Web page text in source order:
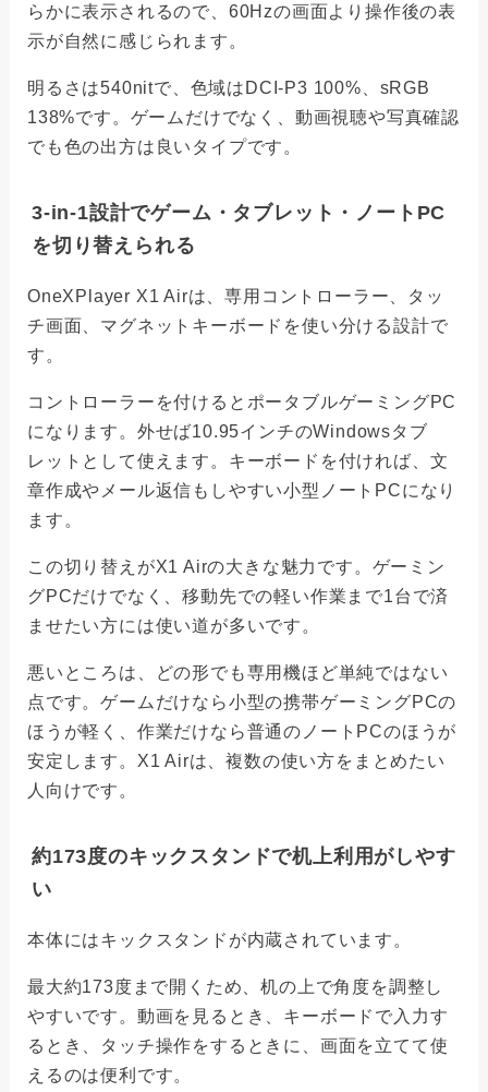
らかに表示されるので、60Hzの画面より操作後の表
示が自然に感じられます。
明るさは540nitで、色域はDCI-P3 100%、sRGB
138%です。ゲームだけでなく、動画視聴や写真確認
でも色の出方は良いタイプです。
3-in-1設計でゲーム・タブレット・ノートPC
を切り替えられる
OneXPlayer X1 Airは、専用コントローラー、タッ
チ画面、マグネットキーボードを使い分ける設計で
す。
コントローラーを付けるとポータブルゲーミングPC
になります。外せば10.95インチのWindowsタブ
レットとして使えます。キーボードを付ければ、文
章作成やメール返信もしやすい小型ノートPCになり
ます。
この切り替えがX1 Airの大きな魅力です。ゲーミン
グPCだけでなく、移動先での軽い作業まで1台で済
ませたい方には使い道が多いです。
悪いところは、どの形でも専用機ほど単純ではない
点です。ゲームだけなら小型の携帯ゲーミングPCの
ほうが軽く、作業だけなら普通のノートPCのほうが
安定します。X1 Airは、複数の使い方をまとめたい
人向けです。
約173度のキックスタンドで机上利用がしやす
い
本体にはキックスタンドが内蔵されています。
最大約173度まで開くため、机の上で角度を調整し
やすいです。動画を見るとき、キーボードで入力す
るとき、タッチ操作をするときに、画面を立てて使
えるのは便利です。